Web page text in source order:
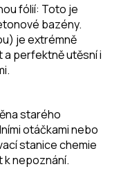
fólií: Toto je
bazény.
je extrémně
a perfektně utěsní i
starého
otáčkami nebo
stanice chemie
k nepoznání.